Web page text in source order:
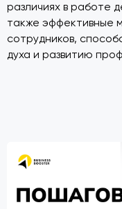
различиях в работе
также эффективные
сотрудников,
духа и развитию